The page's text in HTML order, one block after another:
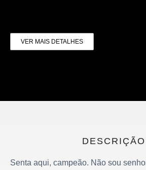
VER MAIS DETALHES
DESCRIÇÃO
Senta aqui, campeão. Não sou